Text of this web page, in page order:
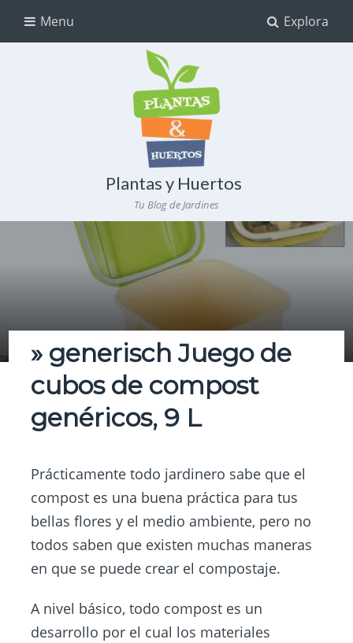
Explora
Menu
Plantas y Huertos
Tu Blog de Jardines
» generisch Juego de
cubos de compost
genéricos, 9 L
Prácticamente todo jardinero sabe que el
compost es una buena práctica para tus
bellas flores y el medio ambiente, pero no
todos saben que existen muchas maneras
en que se puede crear el compostaje.
A nivel básico, todo compost es un
desarrollo por el cual los materiales